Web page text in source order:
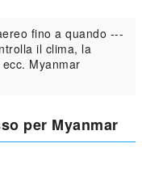
fino a quando ---
il clima, la
Myanmar
per Myanmar